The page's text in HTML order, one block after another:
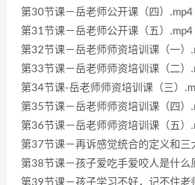
第30节课－岳老师公开课（四）.mp4
第31节课－岳老师公开课（五）.mp4
第32节课－岳老师师资培训课（一）
第33节课－岳老师师资培训课（二）
第34节课-岳老师师资培训课（三）
第35节课－岳老师师资培训课（四）
第36节课－岳老师师资培训课（五）
第37节课－再诉感觉统合的定义和三
第38节课－孩子爱吃手爱咬人是什么
第39节课－孩子学习不好，记不住老